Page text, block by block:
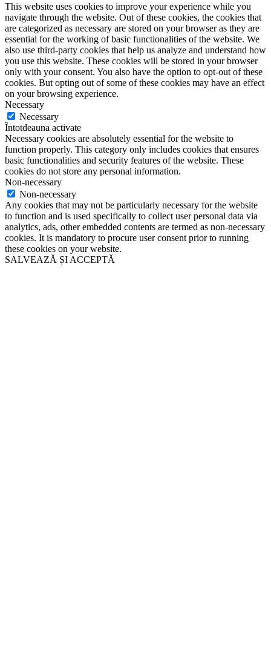
This website uses cookies to improve your experience while you
navigate through the website. Out of these cookies, the cookies that
are categorized as necessary are stored on your browser as they are
essential for the working of basic functionalities of the website. We
also use third-party cookies that help us analyze and understand how
you use this website. These cookies will be stored in your browser
only with your consent. You also have the option to opt-out of these
cookies. But opting out of some of these cookies may have an effect
on your browsing experience.
Necessary
Necessary
Întotdeauna activate
Necessary cookies are absolutely essential for the website to
function properly. This category only includes cookies that ensures
basic functionalities and security features of the website. These
cookies do not store any personal information.
Non-necessary
Non-necessary
Any cookies that may not be particularly necessary for the website
to function and is used specifically to collect user personal data via
analytics, ads, other embedded contents are termed as non-necessary
cookies. It is mandatory to procure user consent prior to running
these cookies on your website.
SALVEAZĂ ȘI ACCEPTĂ